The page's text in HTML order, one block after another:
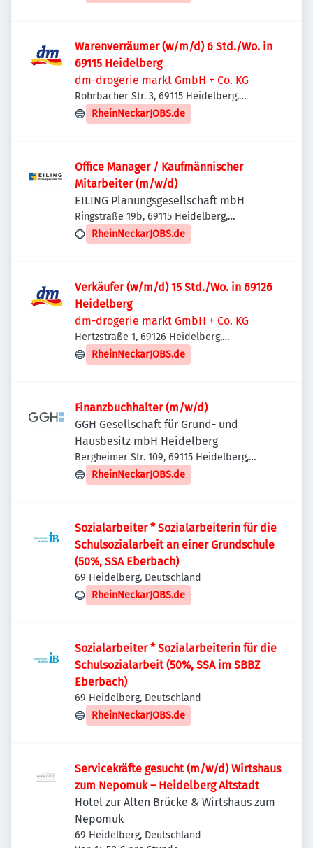
Warenverräumer (w/m/d) 6 Std./Wo. in
69115 Heidelberg
dm-drogerie markt GmbH + Co. KG
Rohrbacher Str. 3, 69115 Heidelberg,
Deutschland
RheinNeckarJOBS.de
Office Manager / Kaufmännischer
Mitarbeiter (m/w/d)
EILING Planungsgesellschaft mbH
Ringstraße 19b, 69115 Heidelberg,
Deutschland
RheinNeckarJOBS.de
Verkäufer (w/m/d) 15 Std./Wo. in 69126
Heidelberg
dm-drogerie markt GmbH + Co. KG
Hertzstraße 1, 69126 Heidelberg,
Deutschland
RheinNeckarJOBS.de
Finanzbuchhalter (m/w/d)
GGH Gesellschaft für Grund- und
Hausbesitz mbH Heidelberg
Bergheimer Str. 109, 69115 Heidelberg,
Deutschland
RheinNeckarJOBS.de
Sozialarbeiter * Sozialarbeiterin für die
Schulsozialarbeit an einer Grundschule
(50%, SSA Eberbach)
69 Heidelberg, Deutschland
RheinNeckarJOBS.de
Sozialarbeiter * Sozialarbeiterin für die
Schulsozialarbeit (50%, SSA im SBBZ
Eberbach)
69 Heidelberg, Deutschland
RheinNeckarJOBS.de
Servicekräfte gesucht (m/w/d) Wirtshaus
zum Nepomuk – Heidelberg Altstadt
Hotel zur Alten Brücke & Wirtshaus zum
Nepomuk
69 Heidelberg, Deutschland